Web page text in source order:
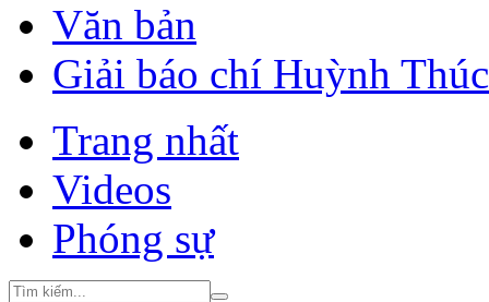
Văn bản
Giải báo chí Huỳnh
Trang nhất
Videos
Phóng sự